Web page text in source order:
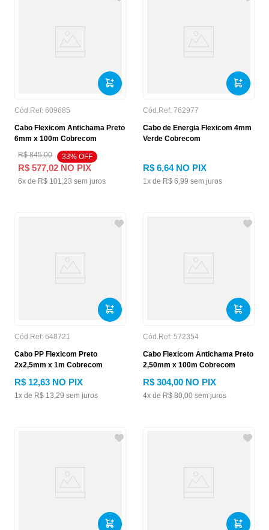
Cód.Ref: 609685
Cabo Flexicom Antichama Preto
6mm x 100m Cobrecom
R$ 845,00 33% OFF
R$ 577,02 NO PIX
6x de R$ 101,23 sem juros
Cód.Ref: 762977
Cabo de Energia Flexicom 4mm
Verde Cobrecom
R$ 6,64NO PIX
1x de R$ 6,99 sem juros
Cód.Ref: 648721
Cabo PP Flexicom Preto
2x2,5mm x 1m Cobrecom
R$ 12,63 NO PIX
1x de R$ 13,29 sem juros
Cód.Ref: 572354
Cabo Flexicom Antichama Preto
2,50mm x 100m Cobrecom
R$ 304,00 NO PIX
4x de R$ 80,00 sem juros